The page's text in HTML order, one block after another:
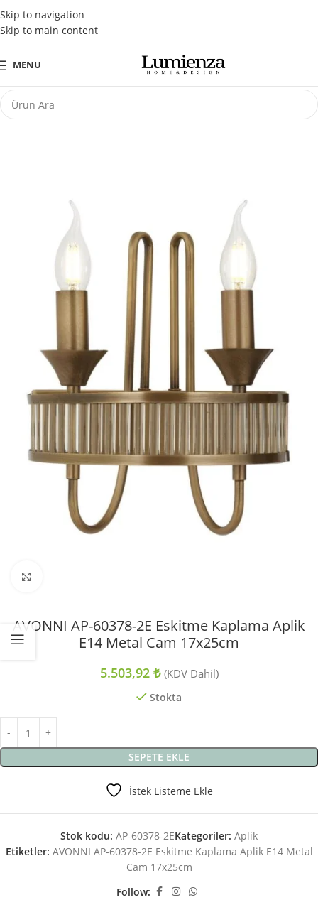
Skip to navigation
Skip to main content
Tüm Kredi Kartlarına Peşin Fiyatına 3 Taksit Fırsatı
MENU
AVONNI AP-60378-2E Eskitme Kaplama Aplik
E14 Metal Cam 17x25cm
5.503,92 ₺ (KDV Dahil)
Stokta
SEPETE EKLE
İstek Listeme Ekle
Stok kodu: AP-60378-2EKategoriler: Aplik
Etiketler: AVONNI AP-60378-2E Eskitme Kaplama Aplik E14 Metal
Cam 17x25cm
Follow: